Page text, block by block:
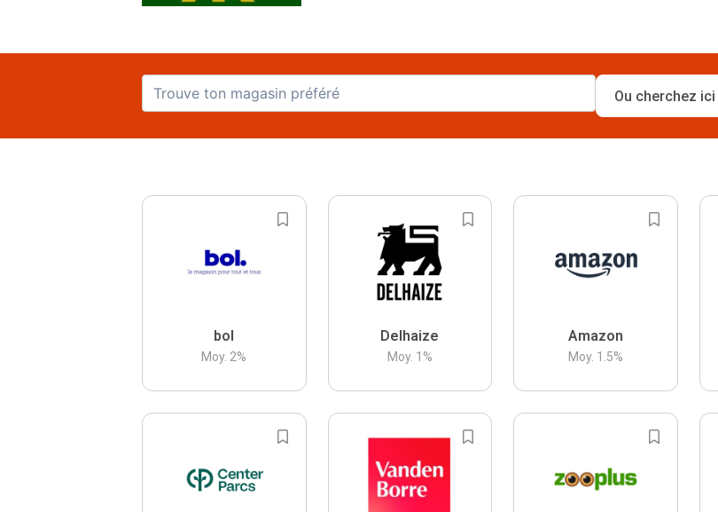
bol
Moy. 2%
Delhaize
Moy. 1 %
Amazon
Moy. 1.5%